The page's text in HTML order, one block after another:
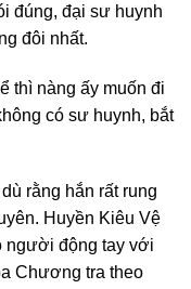
đúng, đại sư huynh
đôi nhất.
thì nàng ấy muốn đi
có sư huynh, bắt
rằng hắn rất rung
Huyền Kiêu Vệ
người động tay với
Chương tra theo